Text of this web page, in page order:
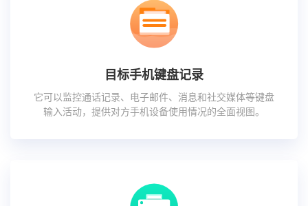
目标手机键盘记录
它可以监控通话记录、电子邮件、消息和社交媒体等键盘
输入活动，提供对方手机设备使用情况的全面视图。